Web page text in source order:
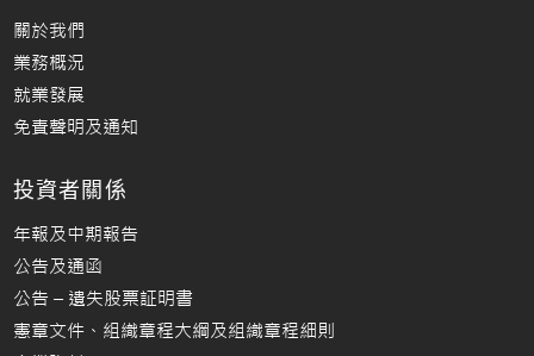
關於我們
業務概況
就業發展
免責聲明及通知
投資者關係
年報及中期報告
公告及通函
公告 – 遺失股票証明書
憲章文件、組織章程大綱及組織章程細則